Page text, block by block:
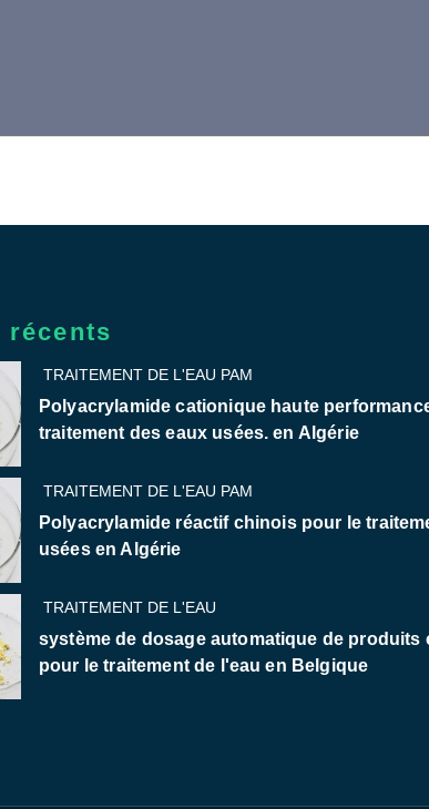
TRAITEMENT DE L'EAU PAM
Polyacrylamide cationique haute
traitement des eaux usées. en Algérie
TRAITEMENT DE L'EAU PAM
Polyacrylamide réactif chinois pour le
usées en Algérie
TRAITEMENT DE L'EAU
système de dosage automatique de produits
pour le traitement de l'eau en Belgique